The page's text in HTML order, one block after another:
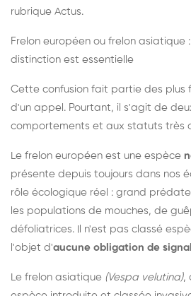
rubrique Actus.
Frelon européen ou frelon asiatique
distinction est essentielle
Cette confusion fait partie des plus
d'un appel. Pourtant, il s'agit de
comportements et aux statuts très
Le frelon européen est une espèce
présente depuis toujours dans nos
rôle écologique réel : grand
les populations de mouches, de
défoliatrices. Il n'est pas classé
l'objet d'aucune obligation de
Le frelon asiatique (Vespa velutina),